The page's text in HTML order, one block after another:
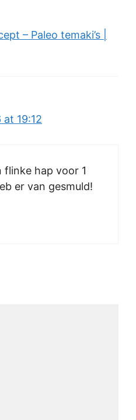
– Paleo temaki’s |
19:12
flinke hap voor 1
er van gesmuld!